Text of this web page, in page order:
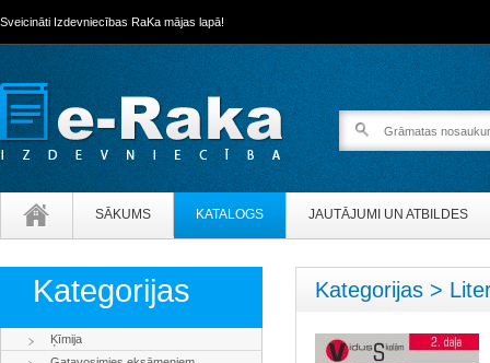
Sveicināti Izdevniecības RaKa mājas lapā!
SĀKUMS KATALOGS JAUTĀJUMI UN ATBILDES
Kategorijas
Ķīmija
Kategorijas >